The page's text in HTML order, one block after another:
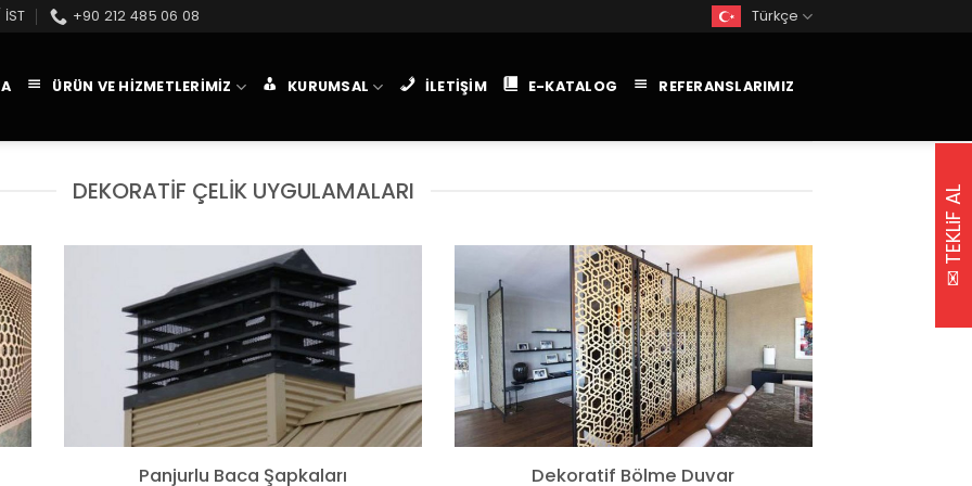
İST +90 212 485 06 08 Türkçe
ÜRÜN VE HIZMETLERIMIZ KURUMSAL İLETIŞIM E-KATALOG REFERANSLARIMIZ
DEKORATIF ÇELIK UYGULAMALARI
Panjurlu Baca Şapkaları Dekoratif Bölme Duvar
✉ TEKLiF AL